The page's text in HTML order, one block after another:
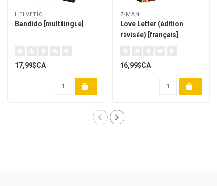
HELVETIQ
Bandido [multilingue]
17,99$CA
Z-MAN
Love Letter (édition
révisée) [français]
16,99$CA